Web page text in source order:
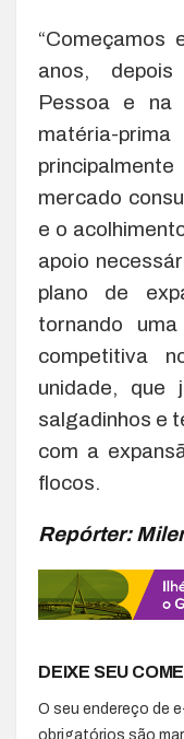
“Começamos
anos,
Pessoa e na
matéria-
mercado
e o
apoio
plano de
tornando
competitiva
unidade, que
salgadinhos e
com a
flocos.
Repórter:
DEIXE SEU
O seu endereço de
obrigatórios são